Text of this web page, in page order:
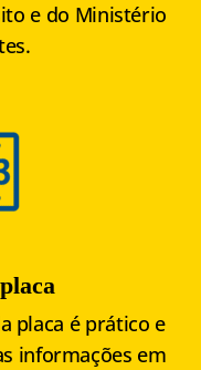
e do Ministério
placa é prático e
informações em